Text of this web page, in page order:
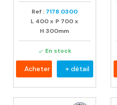
Ref : 7178.0300
L 400 x P 700 x
H 300mm
 En stock
Acheter + détail